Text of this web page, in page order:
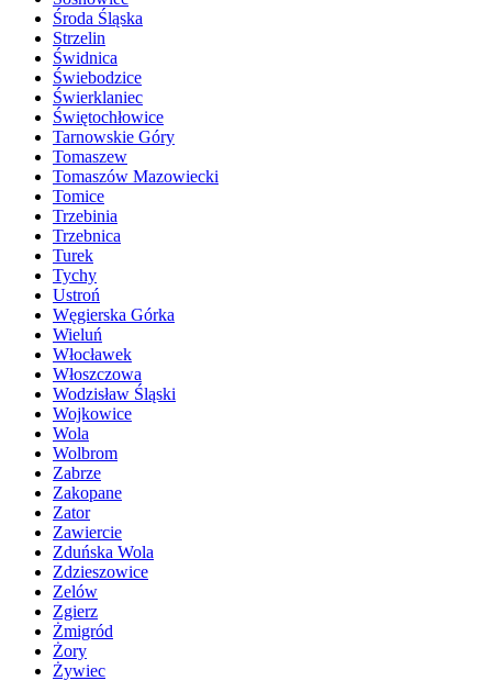
Środa Śląska
Strzelin
Świdnica
Świebodzice
Świerklaniec
Świętochłowice
Tarnowskie Góry
Tomaszew
Tomaszów Mazowiecki
Tomice
Trzebinia
Trzebnica
Turek
Tychy
Ustroń
Węgierska Górka
Wieluń
Włocławek
Włoszczowa
Wodzisław Śląski
Wojkowice
Wola
Wolbrom
Zabrze
Zakopane
Zator
Zawiercie
Zduńska Wola
Zdzieszowice
Zelów
Zgierz
Żmigród
Żory
Żywiec